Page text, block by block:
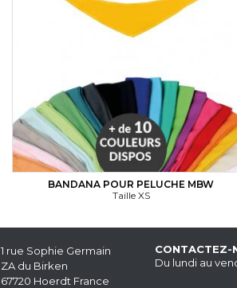
BANDANA POUR PELUCHE MBW
Taille XS
1 rue Sophie Germain
ZA du Birken
67720 Hoerdt France
CONTACTEZ-
Du lundi au